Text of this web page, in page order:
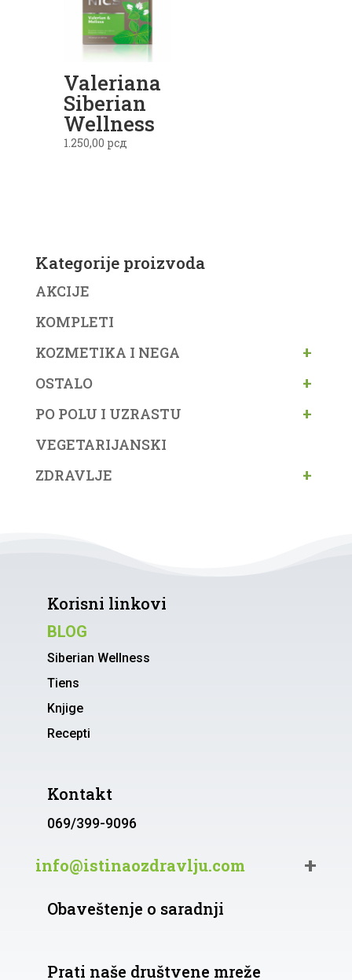
Valeriana
Siberian
Wellness
1.250,00 рсд
Kategorije proizvoda
AKCIJE
KOMPLETI
KOZMETIKA I NEGA
+
OSTALO +
PO POLU I UZRASTU +
VEGETARIJANSKI
ZDRAVLJE
+
Korisni linkovi
BLOG
Siberian Wellness
Tiens
Knjige
Recepti
Kontakt
069/399-9096
info@istinaozdravlju.com
Obaveštenje o saradnji
Prati naše društvene mreže